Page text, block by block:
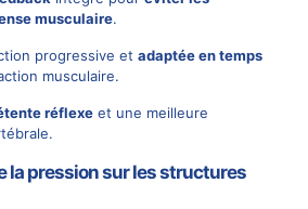
musculaire.
progressive et adaptée en temps
musculaire.
réflexeet une meilleure
la pression sur les structures